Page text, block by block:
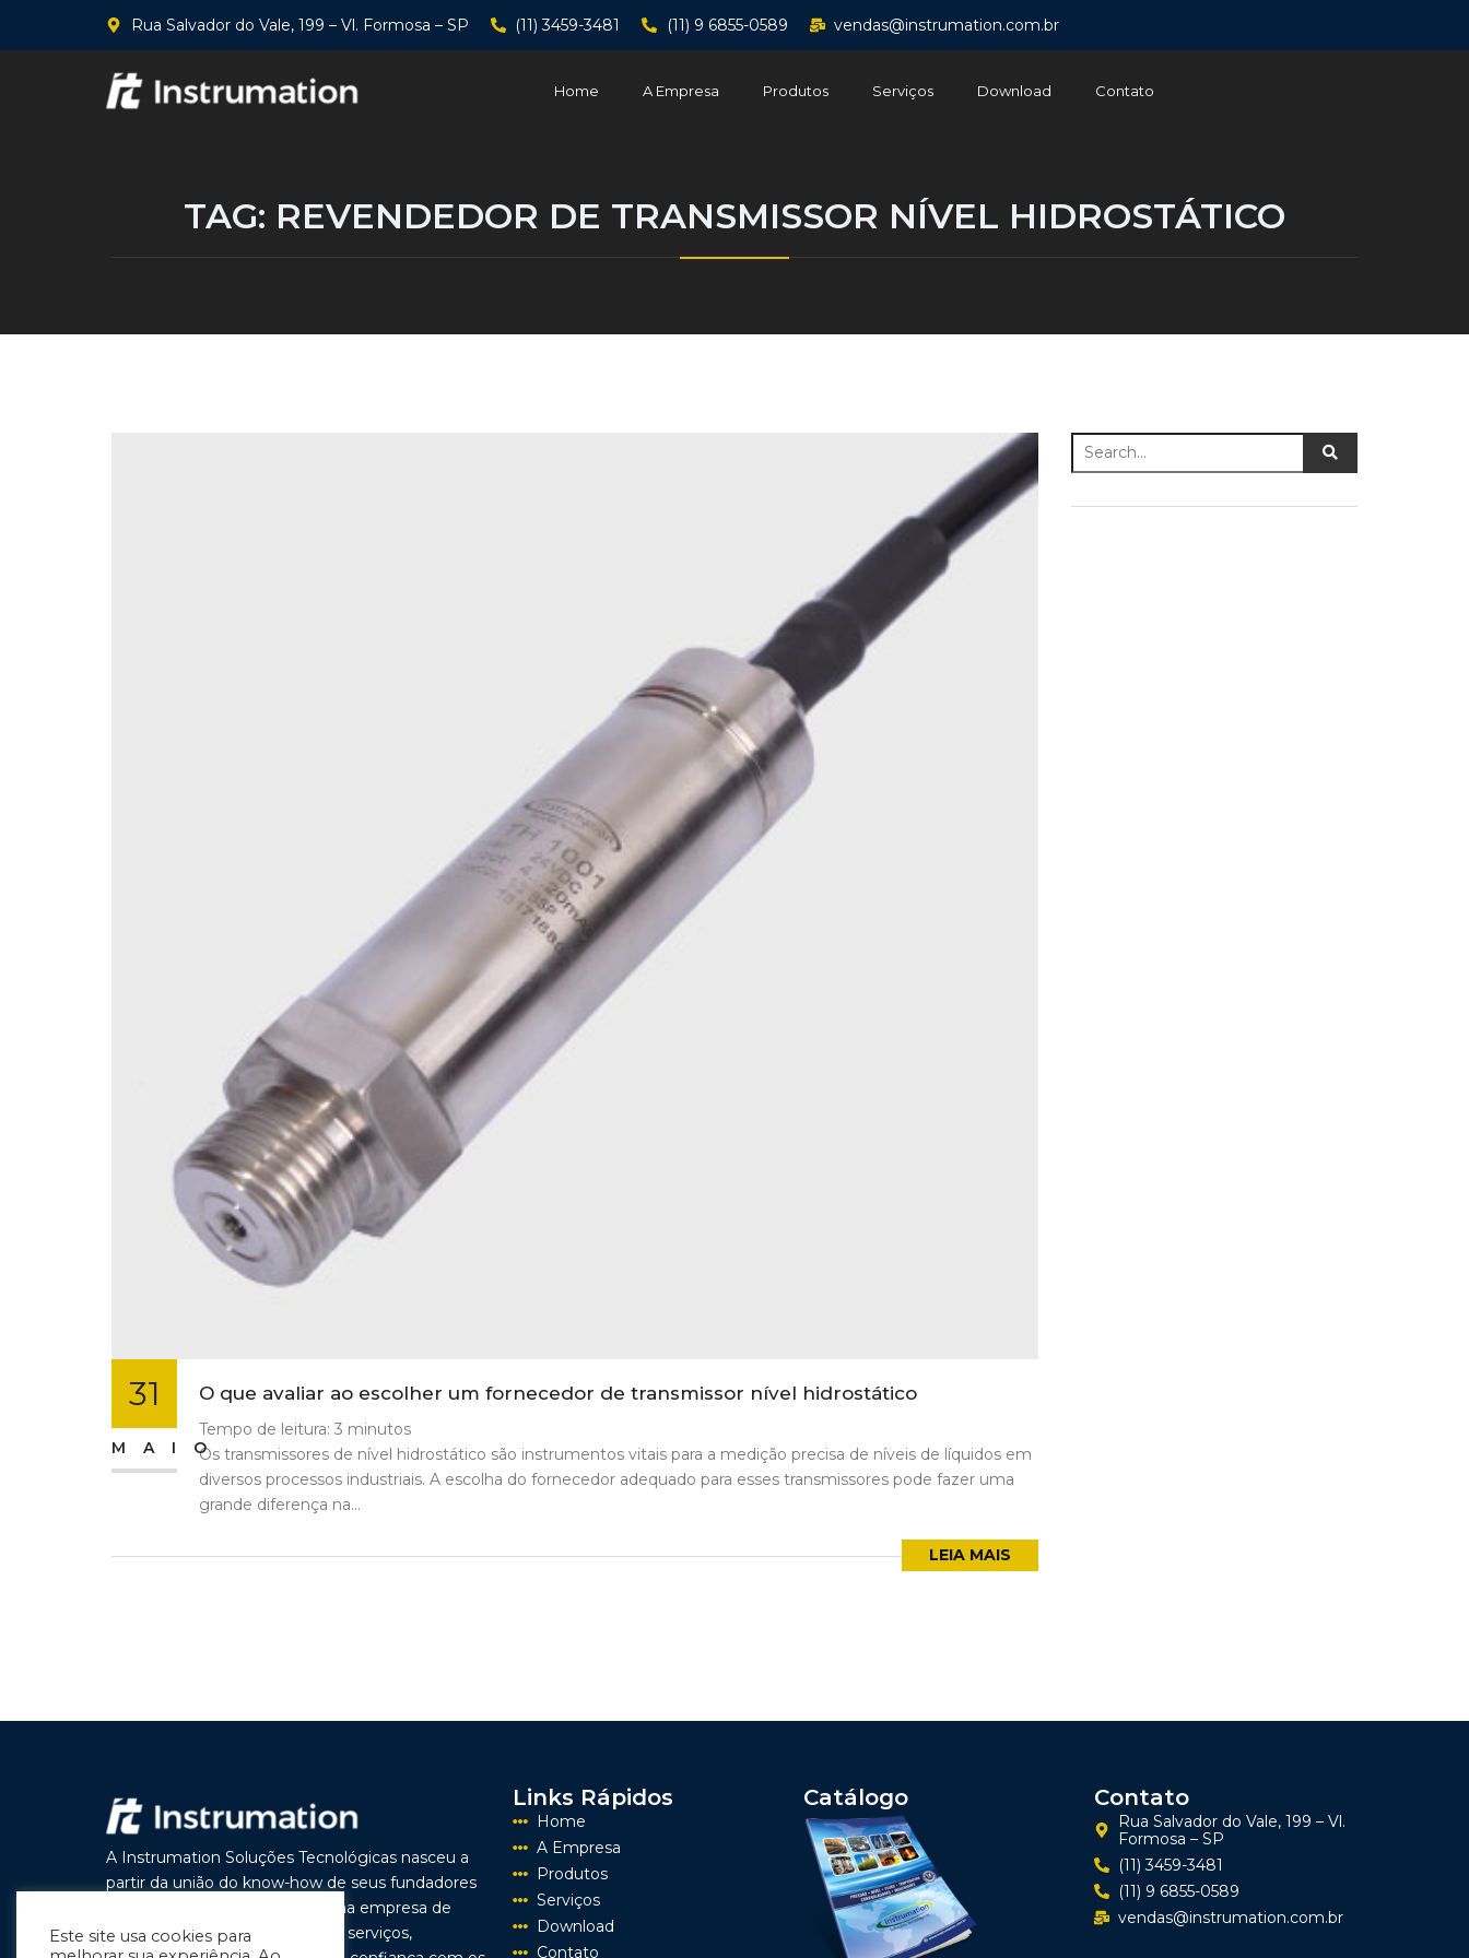
Rua Salvador do Vale, 199 – Vl. Formosa – SP (11) 3459-3481 (11) 9 6855-0589 vendas@instrumation.com.br
Home A Empresa Produtos Serviços Download Contato
TAG: REVENDEDOR DE TRANSMISSOR NÍVEL HIDROSTÁTICO
31
MAIO
O que avaliar ao escolher um fornecedor de transmissor nível hidrostático
Tempo de leitura: 3 minutos
Os transmissores de nível hidrostático são instrumentos vitais para a medição precisa de níveis de líquidos em
diversos processos industriais. A escolha do fornecedor adequado para esses transmissores pode fazer uma
grande diferença na...
LEIA MAIS
A Instrumation Soluções Tecnológicas nasceu a
partir da união do know-how de seus fundadores
com o objetivo de construir uma empresa de
vanguarda por seus produtos e serviços,
Links Rápidos
Home
A Empresa
Produtos
Serviços
Download
Contato
Catálogo Contato
Rua Salvador do Vale, 199 – Vl.
Formosa – SP
(11) 3459-3481
(11) 9 6855-0589
vendas@instrumation.com.br
Este site usa cookies para